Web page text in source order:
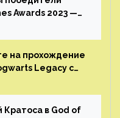
Awards 2023 —
наград
на прохождение
Legacy с
показала первые
своего труда
Кратоса в God of